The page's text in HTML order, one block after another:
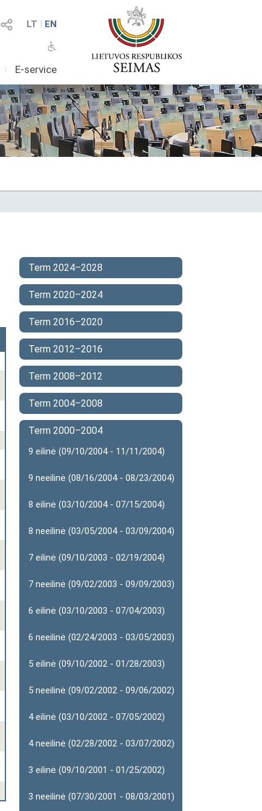
LT I EN
I E-service
Term 2024–2028
Term 2020–2024
Term 2016–2020
Term 2012–2016
Term 2008–2012
Term 2004–2008
Term 2000–2004
9 eilinė (09/10/2004 - 11/11/2004)
9 neeilinė (08/16/2004 - 08/23/2004)
8 eilinė (03/10/2004 - 07/15/2004)
8 neeilinė (03/05/2004 - 03/09/2004)
7 eilinė (09/10/2003 - 02/19/2004)
7 neeilinė (09/02/2003 - 09/09/2003)
6 eilinė (03/10/2003 - 07/04/2003)
6 neeilinė (02/24/2003 - 03/05/2003)
5 eilinė (09/10/2002 - 01/28/2003)
5 neeilinė (09/02/2002 - 09/06/2002)
4 eilinė (03/10/2002 - 07/05/2002)
4 neeilinė (02/28/2002 - 03/07/2002)
3 eilinė (09/10/2001 - 01/25/2002)
3 neeilinė (07/30/2001 - 08/03/2001)